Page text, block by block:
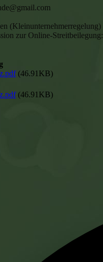
(Kleinunternehmerregelung)
zur Online-Streitbeilegung:
(46.91KB)
(46.91KB)